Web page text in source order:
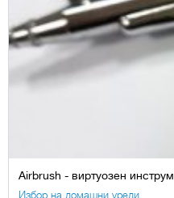
Airbrush - виртуозен
Избор на домашни уреди